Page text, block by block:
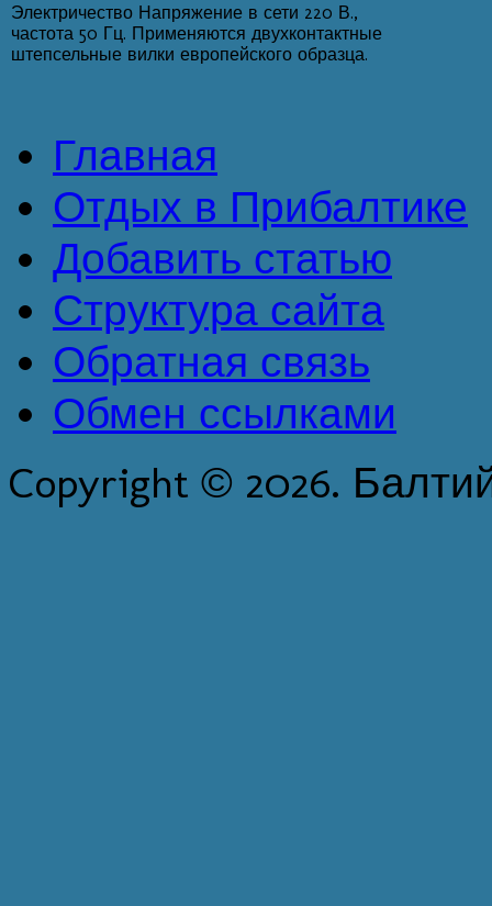
Электричество Напряжение в сети 220 В.,
частота 50 Гц. Применяются двухконтактные
штепсельные вилки европейского образца.
Главная
Отдых в Прибалтике
Добавить статью
Структура сайта
Обратная связь
Обмен ссылками
Copyright © 2026.